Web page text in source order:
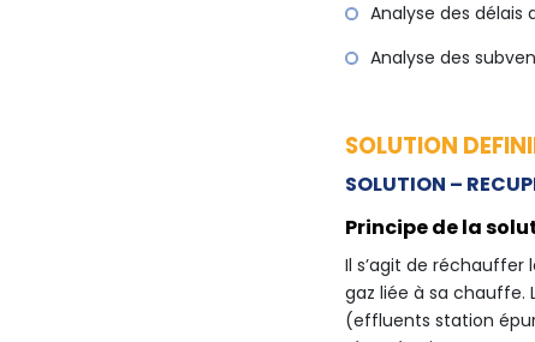
Analyse des
Analyse des
SOLUTION
SOLUTION –
Principe de la
Il s’agit de réchauffer
gaz liée à sa chauffe.
(effluents station